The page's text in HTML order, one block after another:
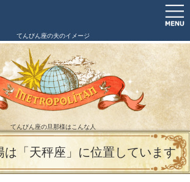
てんびん座の夫のイメージ
てんびん座の旦那様はこんな人
は「天秤座」に位置しています